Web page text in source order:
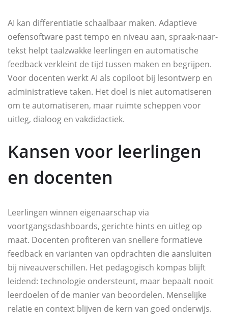
AI kan differentiatie schaalbaar maken. Adaptieve
oefensoftware past tempo en niveau aan, spraak-naar-
tekst helpt taalzwakke leerlingen en automatische
feedback verkleint de tijd tussen maken en begrijpen.
Voor docenten werkt AI als copiloot bij lesontwerp en
administratieve taken. Het doel is niet automatiseren
om te automatiseren, maar ruimte scheppen voor
uitleg, dialoog en vakdidactiek.
Kansen voor leerlingen
en docenten
Leerlingen winnen eigenaarschap via
voortgangsdashboards, gerichte hints en uitleg op
maat. Docenten profiteren van snellere formatieve
feedback en varianten van opdrachten die aansluiten
bij niveauverschillen. Het pedagogisch kompas blijft
leidend: technologie ondersteunt, maar bepaalt nooit
leerdoelen of de manier van beoordelen. Menselijke
relatie en context blijven de kern van goed onderwijs.